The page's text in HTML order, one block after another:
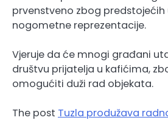
prvenstveno zbog
nogometne reprezentacije.
Vjeruje da će mnogi građani
društvu prijatelja u kafićima,
omogućiti duži rad objekata.
The post Tuzla produžava